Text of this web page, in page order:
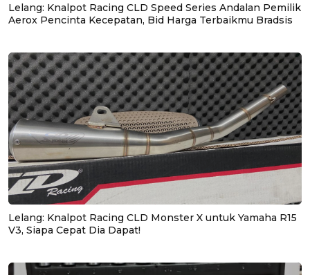
Lelang: Knalpot Racing CLD Speed Series Andalan Pemilik
Aerox Pencinta Kecepatan, Bid Harga Terbaikmu Bradsis
Lelang: Knalpot Racing CLD Monster X untuk Yamaha R15
V3, Siapa Cepat Dia Dapat!